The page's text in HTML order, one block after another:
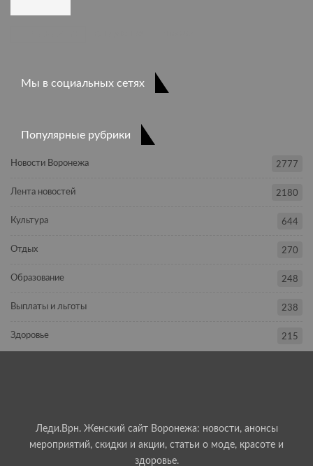
Мы в социальных сетях
Популярные рубрики
Новости Воронежа 2777
Лента новостей 2180
Культура 644
Отдых 270
Образование 248
Выплаты и льготы 238
Здоровье 215
Леди.Врн. Женский сайт Воронежа: новости, анонсы
мероприятий, скидки и акции, статьи о моде, красоте и
здоровье.